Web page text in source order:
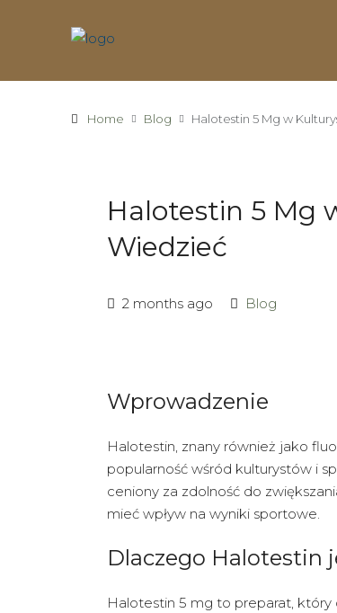
Home Blog Halotestin 5 Mg w
Halotestin 5 Mg
Wiedzieć
2 months ago Blog
Wprowadzenie
Halotestin, znany również jako
popularność wśród kulturystów i
ceniony za zdolność do
mieć wpływ na wyniki sportowe.
Dlaczego Halotestin
Halotestin 5 mg to preparat,